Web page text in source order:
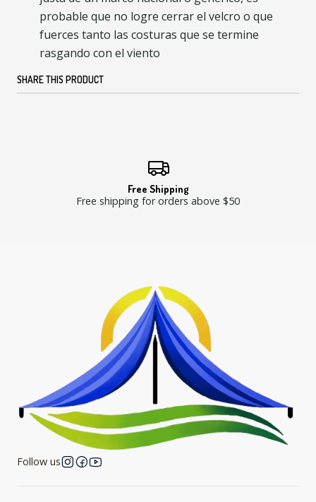
probable que no logre cerrar el velcro o que
fuerces tanto las costuras que se termine
rasgando con el viento
SHARE THIS PRODUCT
Free Shipping
Free shipping for orders above $50
Follow us